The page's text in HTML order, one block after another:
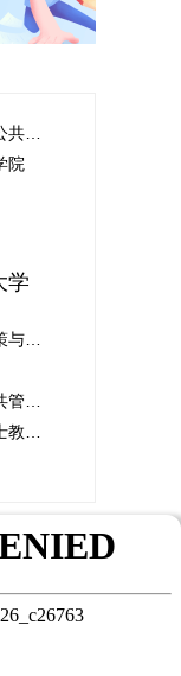
院
学
2026年北京在职研究生面试技巧：管理类专业职场人如何准备？北京在职研究生学校推荐